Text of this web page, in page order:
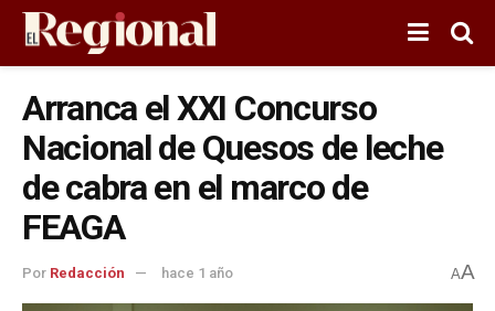
Arranca el XXI Concurso
Nacional de Quesos de leche
de cabra en el marco de
FEAGA
Por Redacción hace 1 año AA